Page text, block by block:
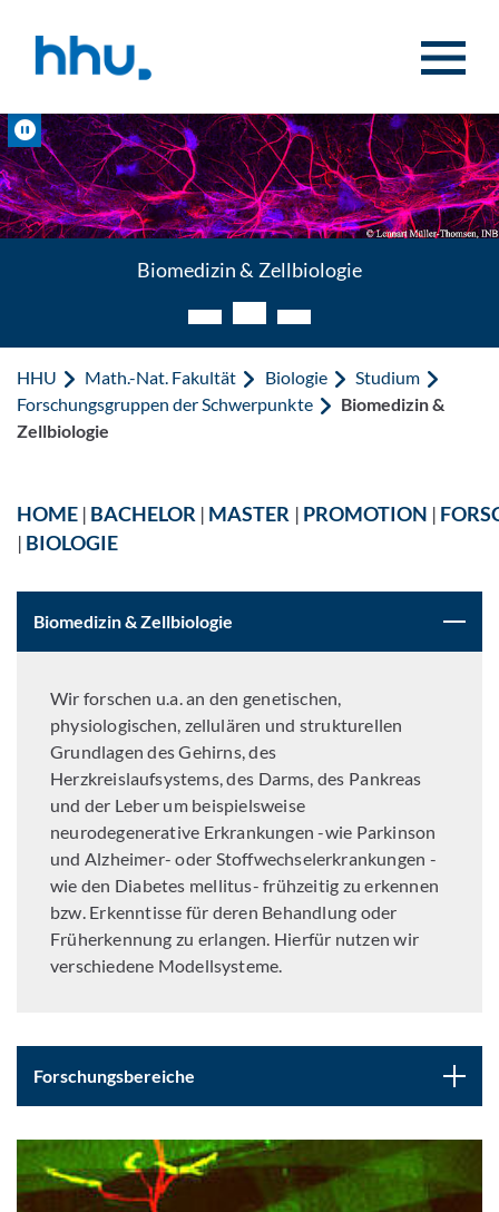
Biomedizin & Zellbiologie
Biomedizin & Zellbiologie
Pause
HHU Math.-Nat. Fakultät Biologie
Studium
Forschungsgruppen der Schwerpunkte
Biomedizin &
Zellbiologie
HOME | BACHELOR | MASTER | PROMOTION |
| BIOLOGIE
Biomedizin & Zellbiologie
Wir forschen u.a. an den genetischen,
physiologischen, zellulären und strukturellen
Grundlagen des Gehirns, des
Herzkreislaufsystems, des Darms, des Pankreas
und der Leber um beispielsweise
neurodegenerative Erkrankungen -wie Parkinson
und Alzheimer-​​ oder Stoffwechselerkrankungen -
wie den Diabetes mellitus-​​ frühzeitig zu erkennen
bzw. Erkenntisse für deren Behandlung oder
Früherkennung zu erlangen. Hierfür nutzen wir
verschiedene Modellsysteme.
Forschungsbereiche